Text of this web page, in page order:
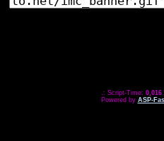
.: Script-Time: 0,016
Powered by ASP-